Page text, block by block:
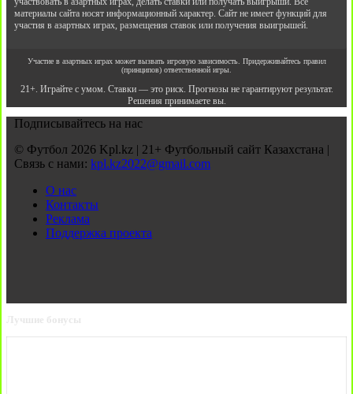
материалы сайта носят информационный характер. Сайт не имеет функций для
участия в азартных играх, размещения ставок или получения выигрышей.
Участие в азартных играх может вызвать игровую зависимость. Придерживайтесь правил
(принципов) ответственной игры.
21+. Играйте с умом. Ставки — это риск. Прогнозы не гарантируют результат.
Решения принимаете вы.
Подписывайтесь на нас
© Футбол 2026 Kpl.kz | 21+ Футбольный сайт Казахстана |
Связь с нами: kpl.kz2022@gmail.com
О нас
Контакты
Реклама
Поддержка проекта
Лучшие бонусы